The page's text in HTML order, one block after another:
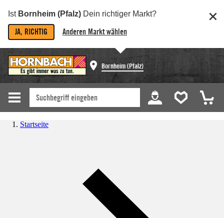
Ist Bornheim (Pfalz) Dein richtiger Markt?
JA, RICHTIG Anderen Markt wählen
Bornheim (Pfalz)
Startseite